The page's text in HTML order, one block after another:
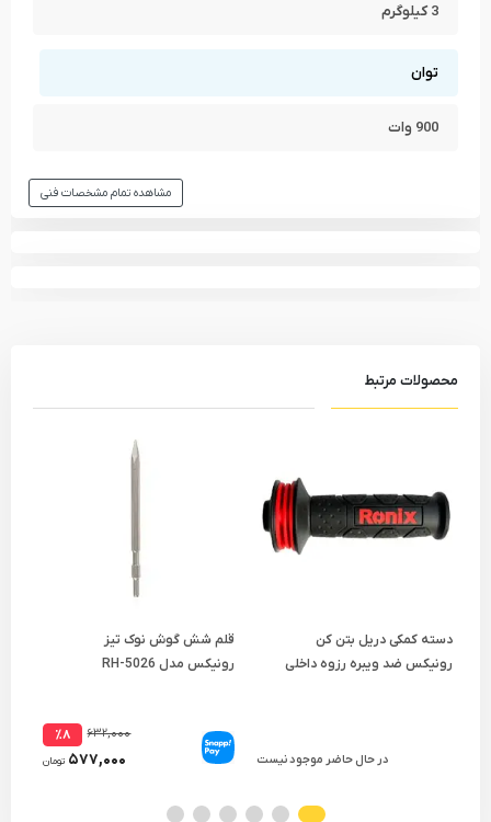
3 کیلوگرم
توان
900 وات
مشاهده تمام مشخصات فنی
محصولات مرتبط
دسته کمکی دریل بتن کن
رونیکس ضد ویبره رزوه داخلی
در حال حاضر موجود نیست
قلم شش گوش نوک تیز
رونیکس مدل RH-5026
۶۳۲,۰۰۰ ٪۸
۵۷۷,۰۰۰ تومان